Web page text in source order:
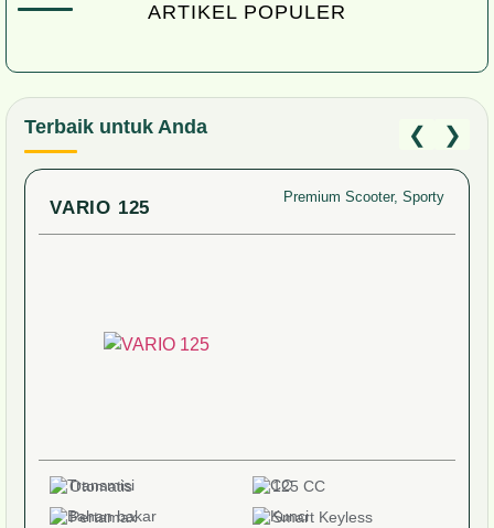
ARTIKEL POPULER
Terbaik untuk Anda ❮ ❯
SCOOPY 110
Classy, Premium Scooter
Otomatis
110 CC
Pertaliite
Smart Keyless